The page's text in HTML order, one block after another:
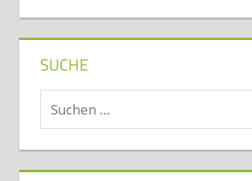
SUCHE
Suchen
nach: